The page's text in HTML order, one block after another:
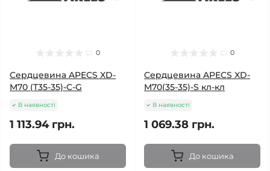
0
Cердцевина APECS XD-
M70 (T35-35)-C-G
В наявності
1 113.94 грн.
До кошика
0
Cердцевина APECS XD-
M70(35-35)-S кл-кл
В наявності
1 069.38 грн.
До кошика